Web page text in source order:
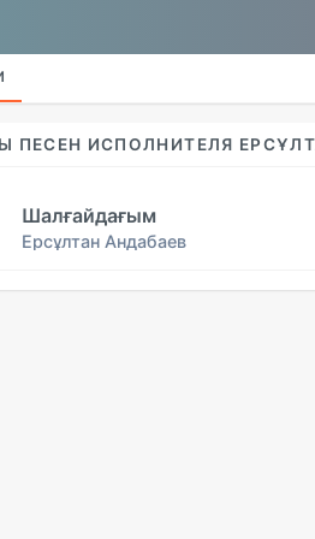
ПЕСЕН ИСПОЛНИТЕЛЯ
Шалғайдағым
Ерсұлтан Андабаев